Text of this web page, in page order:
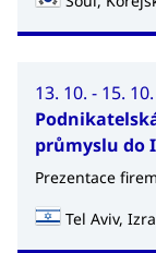
13. 10. - 15. 10.
průmyslu do
Prezentace firem
Tel Aviv,